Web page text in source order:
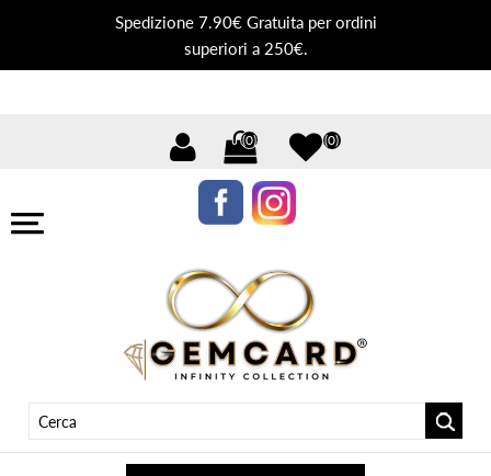
Spedizione 7.90€ Gratuita per ordini
superiori a 250€.
(0) (0)